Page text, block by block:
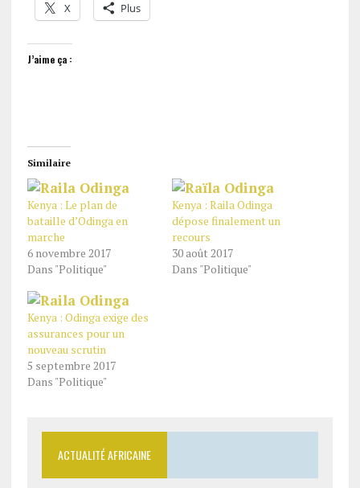
X Plus
J’aime ça :
Similaire
Kenya : Le plan de
bataille d’Odinga en
marche
6 novembre 2017
Dans "Politique"
Kenya : Raila Odinga
dépose finalement un
recours
30 août 2017
Dans "Politique"
Kenya : Odinga exige des
assurances pour un
nouveau scrutin
5 septembre 2017
Dans "Politique"
ACTUALITÉ AFRICAINE